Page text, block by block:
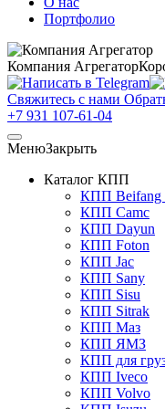
Портфолио
Компания Агрегатор
Свяжитесь с нами
+7 931 107-61-04
МенюЗакрыть
Каталог КПП
КПП Beifang
КПП Camc
КПП Dayun
КПП Foton
КПП Jac
КПП Sany
КПП Sisu
КПП Sitrak
КПП Маз
КПП ЯМЗ
КПП для
КПП Iveco
КПП Volvo